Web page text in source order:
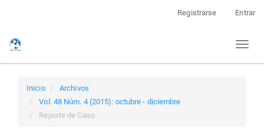
Registrarse Entrar
Toggle
Inicio
Archivos
Vol. 48 Núm. 4 (2015): octubre - diciembre
Reporte de Caso